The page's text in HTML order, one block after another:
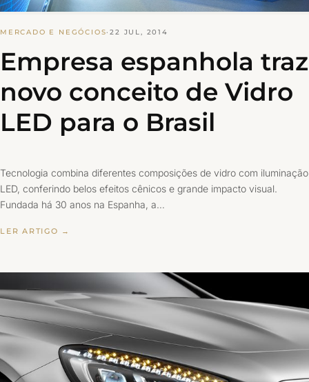
MERCADO E NEGÓCIOS·22 JUL, 2014
Empresa espanhola traz
novo conceito de Vidro
LED para o Brasil
Tecnologia combina diferentes composições de vidro com iluminação
LED, conferindo belos efeitos cênicos e grande impacto visual.
Fundada há 30 anos na Espanha, a…
LER ARTIGO →